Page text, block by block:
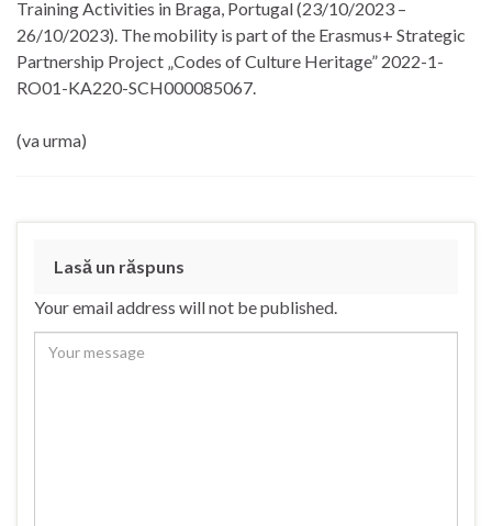
Training Activities in Braga, Portugal (23/10/2023 –
26/10/2023). The mobility is part of the Erasmus+ Strategic
Partnership Project „Codes of Culture Heritage” 2022-1-
RO01-KA220-SCH000085067.
(va urma)
Lasă un răspuns
Your email address will not be published.